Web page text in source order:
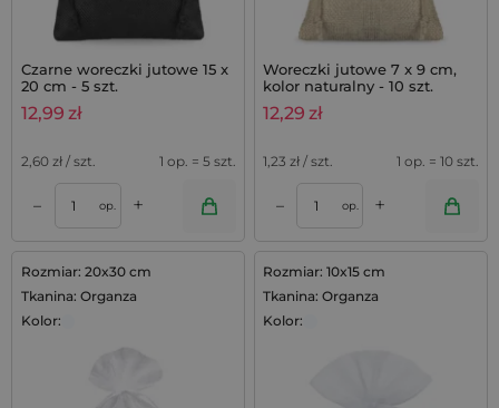
Czarne woreczki jutowe 15 x
20 cm - 5 szt.
12,99 zł
2,60 zł / szt. 1 op. = 5 szt.
– op. +
Woreczki jutowe 7 x 9 cm,
kolor naturalny - 10 szt.
12,29 zł
1,23 zł / szt. 1 op. = 10 szt.
– op. +
Rozmiar: 20x30 cm
Tkanina: Organza
Kolor:
Rozmiar: 10x15 cm
Tkanina: Organza
Kolor: